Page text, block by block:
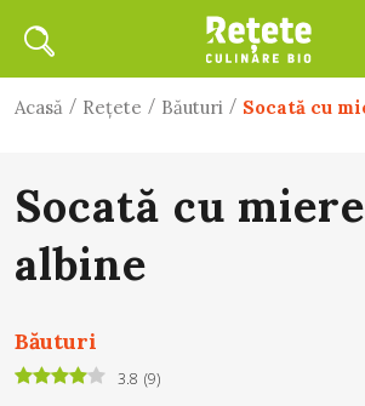
Acasă / Rețete / Băuturi / Socată cu
Socată cu
albine
Băuturi
3.8 (9)